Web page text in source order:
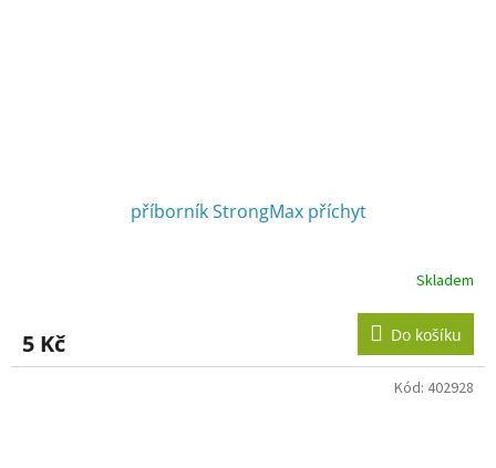
příborník StrongMax příchyt
Skladem
5 Kč Do košíku
Kód: 402928